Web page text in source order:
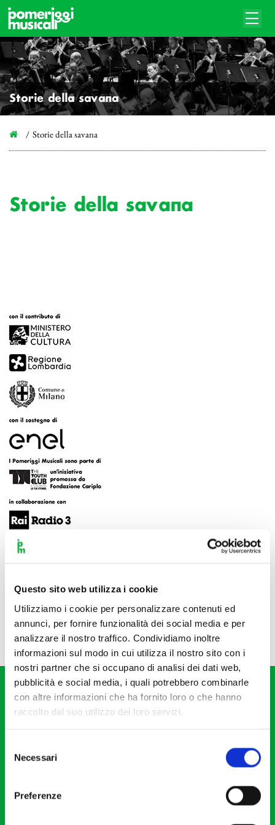
Questo sito web utilizza i cookie
Utilizziamo i cookie per personalizzare contenuti ed
annunci, per fornire funzionalità dei social media e per
analizzare il nostro traffico. Condividiamo inoltre
informazioni sul modo in cui utilizza il nostro sito con i
nostri partner che si occupano di analisi dei dati web,
pubblicità e social media, i quali potrebbero combinarle
con altre informazioni che ha fornito loro o che hanno
raccolto dal suo utilizzo dei loro servizi.
delNecessari
Preferenze
Storie della savana
Storie della savana
Storie della savana
Fondazione I Pomeriggi Musicali
Partita Iva 04410060158